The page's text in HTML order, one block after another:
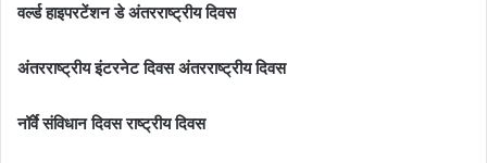
वर्ल्ड हाइपरटेंशन डे अंतरराष्ट्रीय दिवस
अंतरराष्ट्रीय इंटरनेट दिवस अंतरराष्ट्रीय दिवस
नॉर्वे संविधान दिवस राष्ट्रीय दिवस